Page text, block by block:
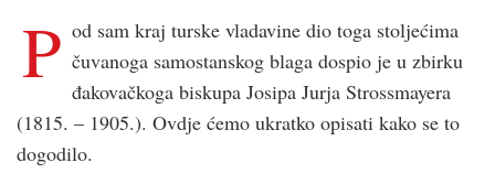
P od sam kraj turske vladavine dio toga stoljećima
čuvanoga samostanskog blaga dospio je u zbirku
đakovačkoga biskupa Josipa Jurja Strossmayera
(1815. – 1905.). Ovdje ćemo ukratko opisati kako se to
dogodilo.